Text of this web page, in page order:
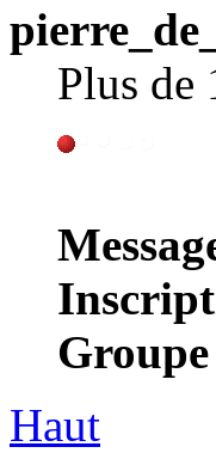
Plus de
Haut